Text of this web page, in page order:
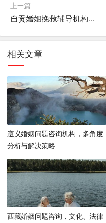
上一篇
自贡婚姻挽救辅导机构，重建和谐家庭的关键步骤
相关文章
遵义婚姻问题咨询机构，多角度
分析与解决策略
西藏婚姻问题咨询，文化、法律